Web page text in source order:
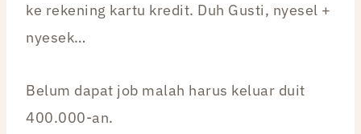
ke rekening kartu kredit. Duh Gusti, nyesel +
nyesek…
Belum dapat job malah harus keluar duit
400.000-an.